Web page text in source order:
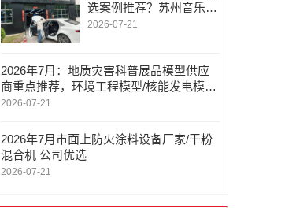
选案例推荐？苏州音乐人
生无损升级蓝宝金标 DS
2026-07-21
2026年7月：地质灾害科普展品模型供应
商重点推荐，环境工程模型/核能发电模型/
电力设备模型，科普展品模型实力厂家选
2026-07-21
2026年7月市面上防火涂料设备厂家/干粉
混合机 公司优选
2026-07-21